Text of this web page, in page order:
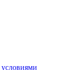
условиями